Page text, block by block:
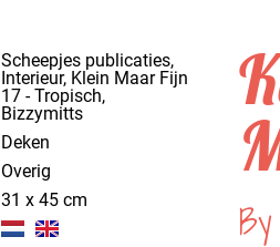
Scheepjes publicaties,
Interieur, Klein Maar Fijn
17 - Tropisch,
Bizzymitts
Deken
overig
31 x 45 cm